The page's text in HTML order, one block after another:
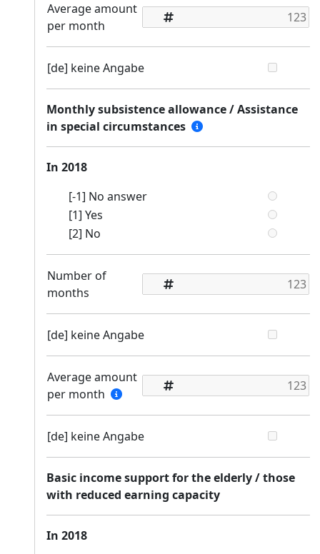
Average amount
per month
[de] keine Angabe
Monthly subsistence allowance / Assistance
in special circumstances
In 2018
[-1] No answer
[1] Yes
[2] No
Number of
months
[de] keine Angabe
Average amount
per month
[de] keine Angabe
Basic income support for the elderly / those
with reduced earning capacity
In 2018